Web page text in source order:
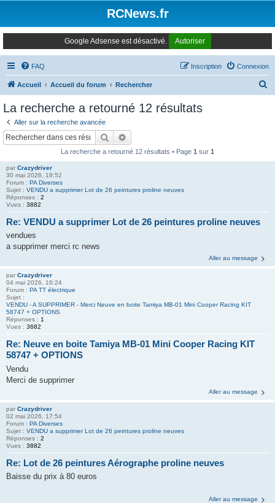
RCNews.fr
Google Adsense est désactivé. Autoriser
FAQ Connexion
Inscription
Accueil Accueil du forum Rechercher
La recherche a retourné 12 résultats
Aller sur la recherche avancée
Rechercher
La recherche a retourné 12 résultats • Page 1 sur 1
par Crazydriver
30 mai 2026, 18:52
Forum : PA Diverses
Sujet : VENDU a supprimer Lot de 26 peintures proline neuves
Réponses : 2
Vues : 3882
Re: VENDU a supprimer Lot de 26 peintures proline neuves
vendues
a supprimer merci rc news
Aller au message
par Crazydriver
04 mai 2026, 16:24
Forum : PA TT électrique
Sujet :
VENDU - A SUPPRIMER - Merci Neuve en boite Tamiya MB-01 Mini Cooper Racing KIT
58747 + OPTIONS
Réponses : 1
Vues : 3682
Re: Neuve en boite Tamiya MB-01 Mini Cooper Racing KIT
58747 + OPTIONS
Vendu
Merci de supprimer
Aller au message
par Crazydriver
02 mai 2026, 17:54
Forum : PA Diverses
Sujet : VENDU a supprimer Lot de 26 peintures proline neuves
Réponses : 2
Vues : 3882
Re: Lot de 26 peintures Aérographe proline neuves
Baisse du prix à 80 euros
Aller au message
Panneau de gestion des cookies